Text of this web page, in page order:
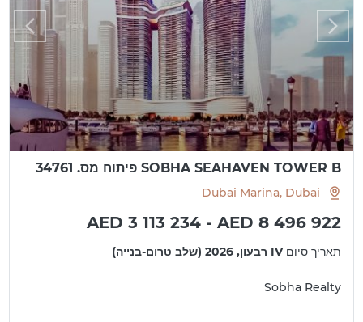
SOBHA SEAHAVEN TOWER B פיתוח מס. 34761
Dubai Marina, Dubai
AED 3 113 234 - AED 8 496 922
תאריך סיוםIV רבעון, 2026 (שלב טרום-בנייה)
Sobha Realty